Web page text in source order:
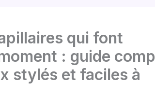
qui font
: guide
stylés et faciles à